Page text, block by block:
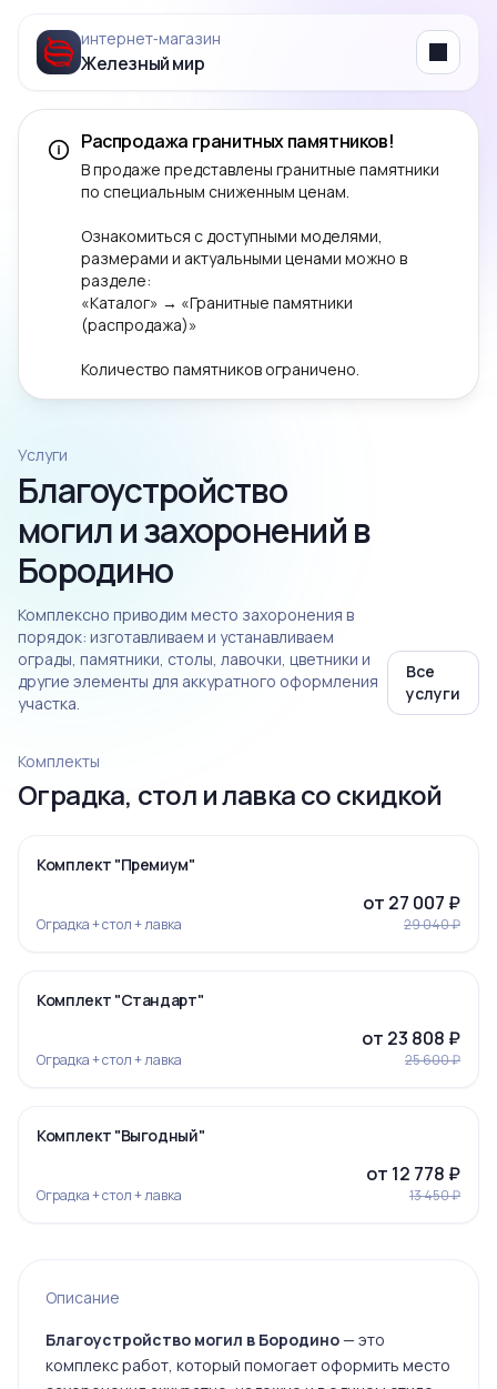
интернет‑магазин
Железный мир Menu
Распродажа гранитных памятников!
В продаже представлены гранитные памятники
по специальным сниженным ценам.
Ознакомиться с доступными моделями,
размерами и актуальными ценами можно в
разделе:
«Каталог» → «Гранитные памятники
(распродажа)»
Количество памятников ограничено.
Услуги
Благоустройство
могил и захоронений в
Бородино
Комплексно приводим место захоронения в
порядок: изготавливаем и устанавливаем
ограды, памятники, столы, лавочки, цветники и
другие элементы для аккуратного оформления
участка.
Все
услуги
Комплекты
Оградка, стол и лавка со скидкой
Ограда 19
-7%
Комплект "Премиум"
Оградка + стол + лавка
от 27 007 ₽
29 040 ₽
-7%
Комплект "Стандарт"
Оградка + стол + лавка
от 23 808 ₽
25 600 ₽
-5%
Комплект "Выгодный"
Оградка + стол + лавка
от 12 778 ₽
13 450 ₽
Описание
Благоустройство могил в Бородино— это
комплекс работ, который помогает оформить место